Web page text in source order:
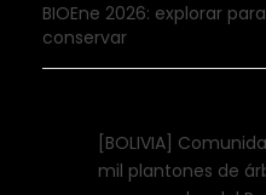
BIOEne 2026: explorar
conservar
[BOLIVIA]
mil plantones de